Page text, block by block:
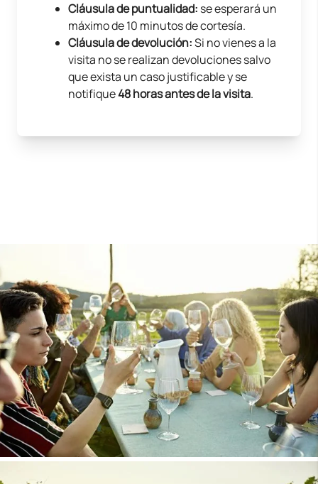
Cláusula de puntualidad: se esperará un
máximo de 10 minutos de cortesía.
Cláusula de devolución:Si no vienes a la
visita no se realizan devoluciones salvo
que exista un caso justificable y se
notifique48 horas antes de la visita.